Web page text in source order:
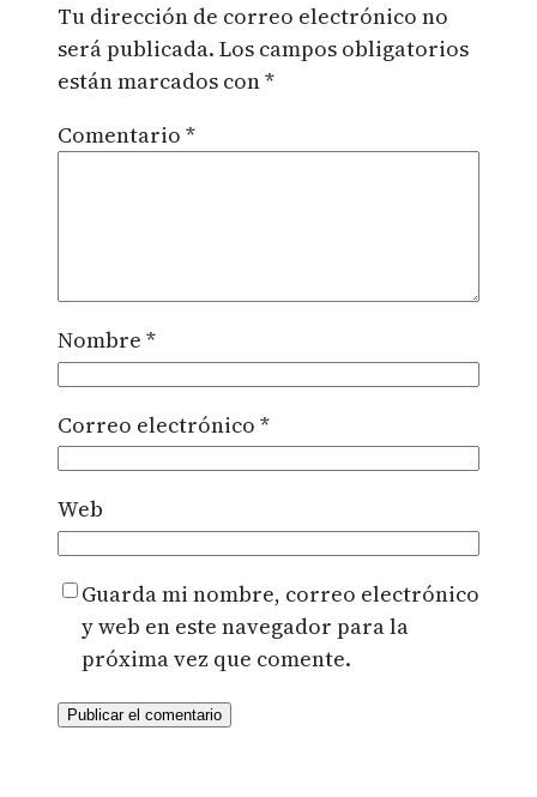
Tu dirección de correo electrónico no
será publicada. Los campos obligatorios
están marcados con*
Comentario *
Nombre *
Correo electrónico *
Web
Guarda mi nombre, correo electrónico
y web en este navegador para la
próxima vez que comente.